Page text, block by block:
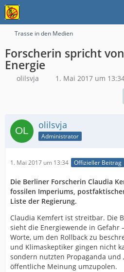
Trasse in den Medien
Forscherin spricht
Energie
olilsvja 1. Mai 2017 um
olilsvja
Administrator
1. Mai 2017 um 13:34 Offizieller Beitrag
Die Berliner Forscherin Claudia
fossilen Imperiums,
Liste der Regierung.
Claudia Kemfert ist streitbar. Die
sieht die Energiewende in Gefahr
Worte, um den Rollback zu
und Klimaskeptiker gingen nicht
sondern nutzten Propaganda und
öffentliche Meinung umzupolen.